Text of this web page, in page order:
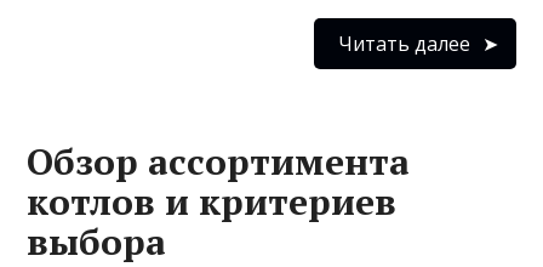
Читать далее
Обзор ассортимента
котлов и критериев
выбора